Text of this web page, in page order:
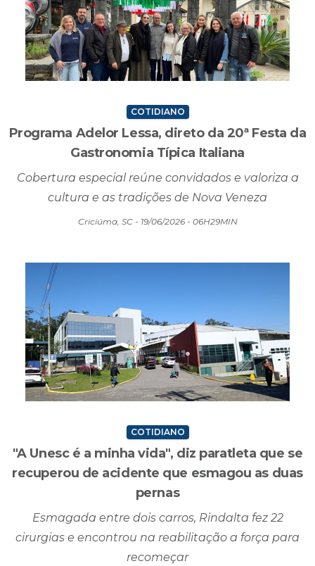
COTIDIANO
Programa Adelor Lessa, direto da 20ª Festa da
Gastronomia Típica Italiana
Cobertura especial reúne convidados e valoriza a
cultura e as tradições de Nova Veneza
Criciúma, SC - 19/06/2026 - 06H29MIN
COTIDIANO
"A Unesc é a minha vida", diz paratleta que se
recuperou de acidente que esmagou as duas
pernas
Esmagada entre dois carros, Rindalta fez 22
cirurgias e encontrou na reabilitação a força para
recomeçar